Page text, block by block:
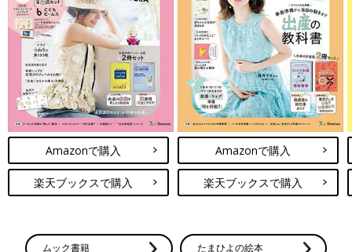
Amazonで購入
楽天ブックスで購入
Amazonで購入
楽天ブックスで購入
ムック書籍 たまひよの絵本